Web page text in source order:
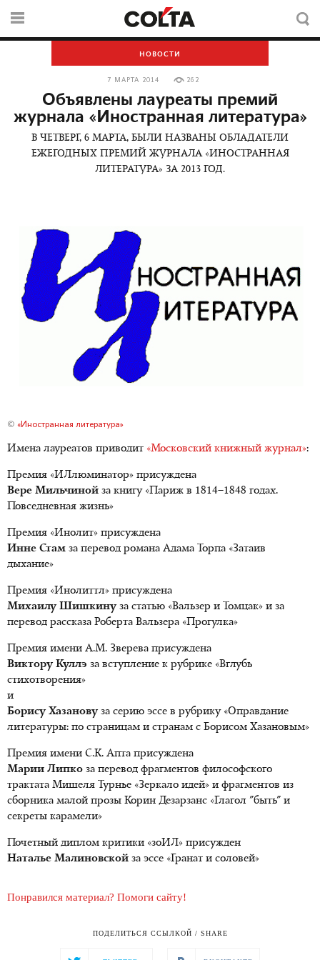
НОВОСТИ
7 МАРТА 2014 262
Объявлены лауреаты премий
журнала «Иностранная литература»
В ЧЕТВЕРГ, 6 МАРТА, БЫЛИ НАЗВАНЫ ОБЛАДАТЕЛИ
ЕЖЕГОДНЫХ ПРЕМИЙ ЖУРНАЛА «ИНОСТРАННАЯ
ЛИТЕРАТУРА» ЗА 2013 ГОД.
© «Иностранная литература»
Имена лауреатов приводит «Московский книжный журнал»:
Премия «ИЛлюминатор» присуждена
Вере Мильчиной за книгу «Париж в 1814–1848 годах.
Повседневная жизнь»
Премия «Инолит» присуждена
Инне Стам за перевод романа Адама Торпа «Затаив
дыхание»
Премия «Инолиттл» присуждена
Михаилу Шишкинуза статью «Вальзер и Томцак» и за
перевод рассказа Роберта Вальзера «Прогулка»
Премия имени А.М. Зверева присуждена
Виктору Куллэ за вступление к рубрике «Вглубь
стихотворения»
и
Борису Хазановуза серию эссе в рубрику «Оправдание
литературы: по страницам и странам с Борисом Хазановым»
Премия имени С.К. Апта присуждена
Марии Липко за перевод фрагментов философского
трактата Мишеля Турнье «Зеркало идей» и фрагментов из
сборника малой прозы Корин Дезарзанс «Глагол "быть" и
секреты карамели»
Почетный диплом критики «зоИЛ» присужден
Наталье Малиновской за эссе «Гранат и соловей»
Понравился материал? Помоги сайту!
ПОДЕЛИТЬСЯ ССЫЛКОЙ / SHARE